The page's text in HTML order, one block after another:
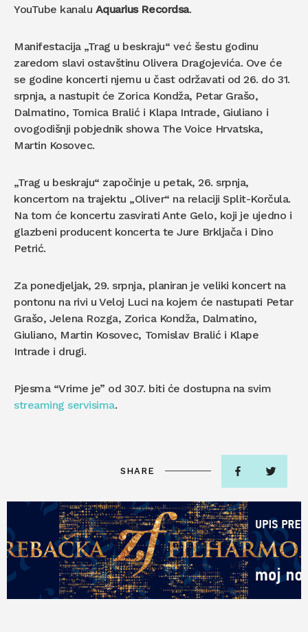
YouTube kanalu Aquarius Recordsa.
Manifestacija „Trag u beskraju“ već šestu godinu
zaredom slavi ostavštinu Olivera Dragojevića. Ove će
se godine koncerti njemu u čast održavati od 26. do 31.
srpnja, a nastupit će Zorica Kondža, Petar Grašo,
Dalmatino, Tomica Bralić i Klapa Intrade, Giuliano i
ovogodišnji pobjednik showa The Voice Hrvatska,
Martin Kosovec.
„Trag u beskraju“ započinje u petak, 26. srpnja,
koncertom na trajektu „Oliver“ na relaciji Split-Korčula.
Na tom će koncertu zasvirati Ante Gelo, koji je ujedno i
glazbeni producent koncerta te Jure Brkljača i Dino
Petrić.
Za ponedjeljak, 29. srpnja, planiran je veliki koncert na
pontonu na rivi u Veloj Luci na kojem će nastupati Petar
Grašo, Jelena Rozga, Zorica Kondža, Dalmatino,
Giuliano, Martin Kosovec, Tomislav Bralić i Klape
Intrade i drugi.
Pjesma “Vrime je” od 30.7. biti će dostupna na svim
streaming servisima.
SHARE